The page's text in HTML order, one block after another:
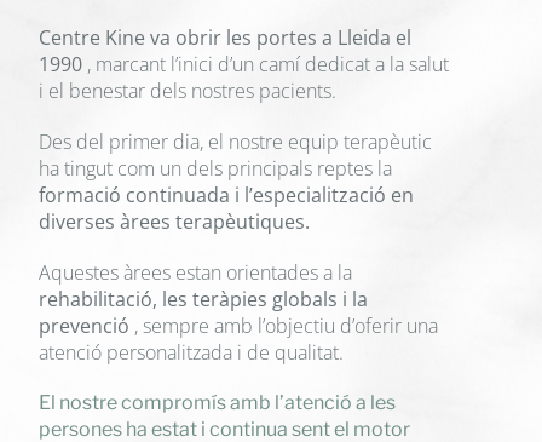
Centre Kineva obrir les portes a Lleida el
1990, marcant l’inici d’un camí dedicat a la salut
i el benestar dels nostres pacients.
Des del primer dia, el nostre equip terapèutic
ha tingut com un dels principals reptes la
formació continuada i l’especialització en
diverses àrees terapèutiques.
Aquestes àrees estan orientades a la
rehabilitació, les teràpies globals i la
prevenció , sempre amb l’objectiu d’oferir una
atenció personalitzada i de qualitat.
El nostre compromís amb l’atenció a les
persones ha estat i continua sent el motor